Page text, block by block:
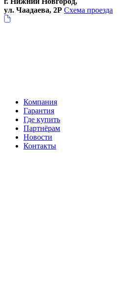
ул. Чаадаева, 2Р Схема проезда
Компания
Гарантия
Где купить
Партнёрам
Новости
Контакты